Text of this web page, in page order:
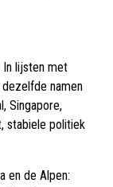
lijsten met
namen
Singapore,
stabiele politiek
en de Alpen: